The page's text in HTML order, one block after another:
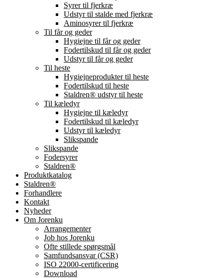
Syrer til fjerkræ
Udstyr til stalde med fjerkræ
Aminosyrer til fjerkræ
Til får og geder
Hygiejne til får og geder
Fodertilskud til får og geder
Udstyr til får og geder
Til heste
Hygiejneprodukter til heste
Fodertilskud til heste
Staldren® udstyr til heste
Til kæledyr
Hygiejne til kæledyr
Fodertilskud til kæledyr
Udstyr til kæledyr
Slikspande
Slikspande
Fodersyrer
Staldren®
Produktkatalog
Staldren®
Forhandlere
Kontakt
Nyheder
Om Jorenku
Arrangementer
Job hos Jorenku
Ofte stillede spørgsmål
Samfundsansvar (CSR)
ISO 22000-certificering
Download